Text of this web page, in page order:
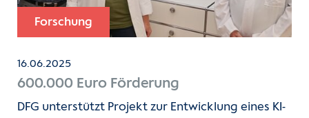
Forschung
16.06.2025
600.000 Euro Förderung
DFG unterstützt Projekt zur Entwicklung eines KI-